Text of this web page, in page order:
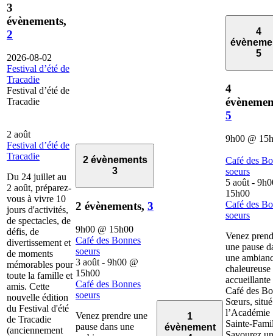
3
évènements,
2
2026-08-02
Festival d’été de
Tracadie
Festival d’été de
Tracadie
2 août
Festival d’été de
Tracadie
Du 24 juillet au
2 août, préparez-
vous à vivre 10
jours d'activités,
de spectacles, de
défis, de
divertissement et
de moments
mémorables pour
toute la famille et
amis. Cette
nouvelle édition
du Festival d'été
de Tracadie
(anciennement
2 évènements
3
2 évènements, 3
9h00 @ 15h00
Café des Bonnes
soeurs
3 août - 9h00 @
15h00
Café des Bonnes
soeurs
Venez prendre une
pause dans une
1
évènement
4
5
4
5
9h00 @
Café des
soeurs
5 août -
15h00
Café des
soeurs
Venez
une pause
une
chaleureuse
accueillante
Café des
Sœurs,
l’Académie
Sainte-